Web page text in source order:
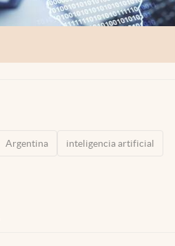
Argentina inteligencia artificial